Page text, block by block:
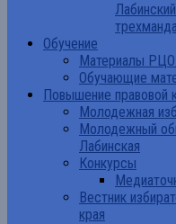
Обучение
Материалы
Обучающие
Повышение правовой
Молодежная
Молодежный
Лабинская
Конкурсы
Вестник
края